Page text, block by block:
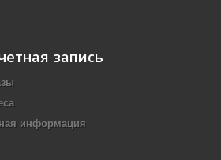
запись
информация